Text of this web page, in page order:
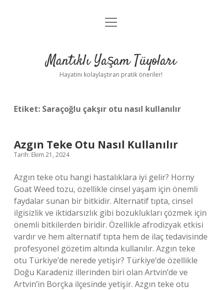
Anasayfa
Yasal Uyarı
menüyü
Mantıklı Yaşam Tüyoları
Hayatını kolaylaştıran pratik öneriler!
Etiket: Saraçoğlu çakşır otu nasıl kullanılır
Azgın Teke Otu Nasıl Kullanılır
Tarih: Ekim 21, 2024
Azgın teke otu hangi hastalıklara iyi gelir? Horny
Goat Weed tozu, özellikle cinsel yaşam için önemli
faydalar sunan bir bitkidir. Alternatif tıpta, cinsel
ilgisizlik ve iktidarsızlık gibi bozuklukları çözmek için
önemli bitkilerden biridir. Özellikle afrodizyak etkisi
vardır ve hem alternatif tıpta hem de ilaç tedavisinde
profesyonel gözetim altında kullanılır. Azgın teke
otu Türkiye’de nerede yetişir? Türkiye’de özellikle
Doğu Karadeniz illerinden biri olan Artvin’de ve
Artvin’in Borçka ilçesinde yetişir. Azgın teke otu